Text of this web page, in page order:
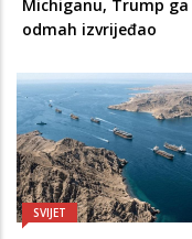
Michiganu, Trump ga
odmah izvrijeđao
SVIJET